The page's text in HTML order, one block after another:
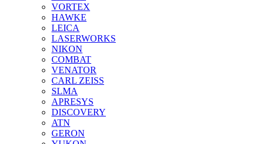
VORTEX
HAWKE
LEICA
LASERWORKS
NIKON
COMBAT
VENATOR
CARL ZEISS
SLMA
APRESYS
DISCOVERY
ATN
GERON